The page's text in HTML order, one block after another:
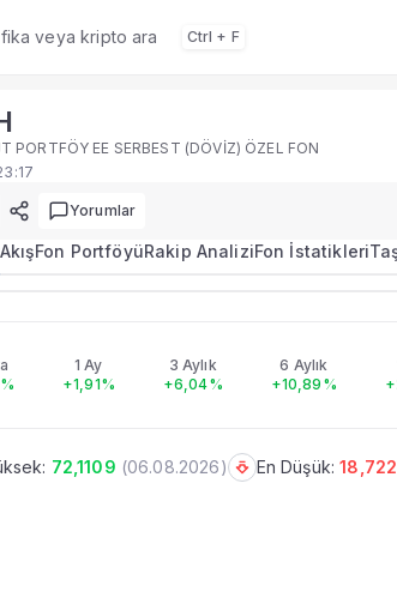
veya kripto ara Ctrl + F
detay, portföy dağılımı, performans ve
PORTFÖY EE SERBEST (DÖVİZ) ÖZEL FON
Yorumlar
AkışFon PortföyüRakip AnaliziFon İstatikleri
1 Ay
+1,91%
3 Aylık
+6,04%
6 Aylık
+10,89%
72,1109 (06.08.2026) En Düşük: